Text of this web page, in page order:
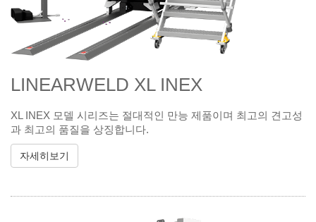
LINEARWELD XL INEX
XL INEX 모델 시리즈는 절대적인 만능 제품이며 최고의 견고성
과 최고의 품질을 상징합니다.
자세히보기